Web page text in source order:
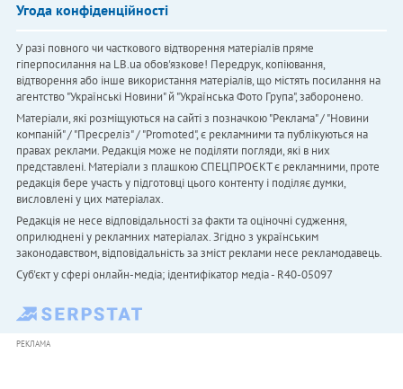
Угода конфіденційності
У разі повного чи часткового відтворення матеріалів пряме
гіперпосилання на LB.ua обов'язкове! Передрук, копіювання,
відтворення або інше використання матеріалів, що містять посилання на
агентство "Українськi Новини" й "Українська Фото Група", заборонено.
Матеріали, які розміщуються на сайті з позначкою "Реклама" / "Новини
компаній" / "Пресреліз" / "Promoted", є рекламними та публікуються на
правах реклами. Редакція може не поділяти погляди, які в них
представлені. Матеріали з плашкою СПЕЦПРОЄКТ є рекламними, проте
редакція бере участь у підготовці цього контенту і поділяє думки,
висловлені у цих матеріалах.
Редакція не несе відповідальності за факти та оціночні судження,
оприлюднені у рекламних матеріалах. Згідно з українським
законодавством, відповідальність за зміст реклами несе рекламодавець.
Cуб'єкт у сфері онлайн-медіа; ідентифікатор медіа - R40-05097
РЕКЛАМА